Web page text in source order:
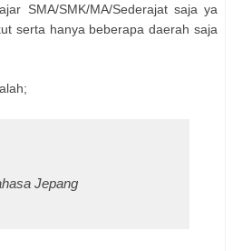
SMA/SMK/MA/Sederajat saja ya
serta hanya beberapa daerah saja
Jepang